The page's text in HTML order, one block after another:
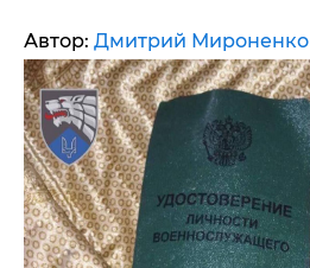
Автор: Дмитрий Мироненко